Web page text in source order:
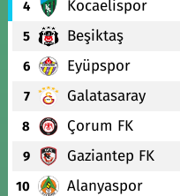
4 Kocaelispor
5 Beşiktaş
6 Eyüpspor
7 Galatasaray
8 Çorum FK
9 Gaziantep FK
10 Alanyaspor